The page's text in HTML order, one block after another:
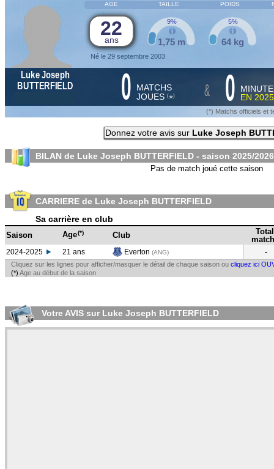
AGE TAILLE POIDS
22
ans
Né le 29 septembre 2003
1,75 m
9%
64 kg
5%
Luke Joseph
BUTTERFIELD
0 MATCHS
JOUES (*) & 0
EN
(*) Matchs officiels et
Donnez votre avis sur Luke Joseph
BILAN de Luke Joseph BUTTERFIELD - saison 2025/2026
Pas de match joué cette saison
CARRIERE de Luke Joseph BUTTERFIELD
Sa carrière en club
Saison Age(*) Club
Total
2024-2025 21 ans Everton (ANG) -
Cliquez sur les lignes pour afficher/masquer le détail de chaque saison ou cliquez ici
(*) Age au début de la saison
Votre AVIS sur Luke Joseph BUTTERFIELD